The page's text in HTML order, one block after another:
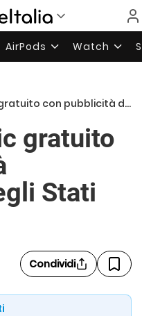
AirPods Watch
pubblicità disponibile negli Stati Uniti
gratuito
Stati
Condividi